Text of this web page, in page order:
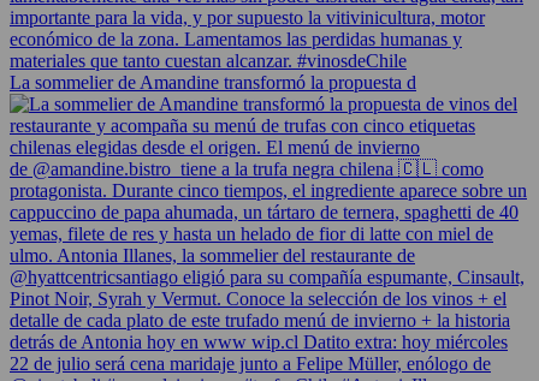
La sommelier de Amandine transformó la propuesta d